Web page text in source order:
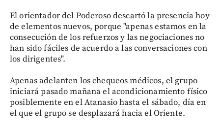
El orientador del Poderoso descartó la presencia hoy
de elementos nuevos, porque "apenas estamos en la
consecución de los refuerzos y las negociaciones no
han sido fáciles de acuerdo a las conversaciones con
los dirigentes".
Apenas adelanten los chequeos médicos, el grupo
iniciará pasado mañana el acondicionamiento físico
posiblemente en el Atanasio hasta el sábado, día en
el que el grupo se desplazará hacia el Oriente.